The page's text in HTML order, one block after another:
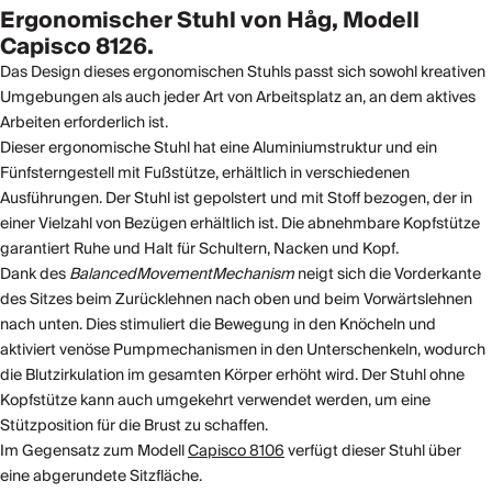
Ergonomischer Stuhl von Håg, Modell
Capisco 8126.
Das Design dieses ergonomischen Stuhls passt sich sowohl kreativen
Umgebungen als auch jeder Art von Arbeitsplatz an, an dem aktives
Arbeiten erforderlich ist.
Dieser ergonomische Stuhl hat eine Aluminiumstruktur und ein
Fünfsterngestell mit Fußstütze, erhältlich in verschiedenen
Ausführungen. Der Stuhl ist gepolstert und mit Stoff bezogen, der in
einer Vielzahl von Bezügen erhältlich ist. Die abnehmbare Kopfstütze
garantiert Ruhe und Halt für Schultern, Nacken und Kopf.
Dank desBalancedMovementMechanismneigt sich die Vorderkante
des Sitzes beim Zurücklehnen nach oben und beim Vorwärtslehnen
nach unten. Dies stimuliert die Bewegung in den Knöcheln und
aktiviert venöse Pumpmechanismen in den Unterschenkeln, wodurch
die Blutzirkulation im gesamten Körper erhöht wird. Der Stuhl ohne
Kopfstütze kann auch umgekehrt verwendet werden, um eine
Stützposition für die Brust zu schaffen.
Im Gegensatz zum ModellCapisco 8106verfügt dieser Stuhl über
eine abgerundete Sitzfläche.